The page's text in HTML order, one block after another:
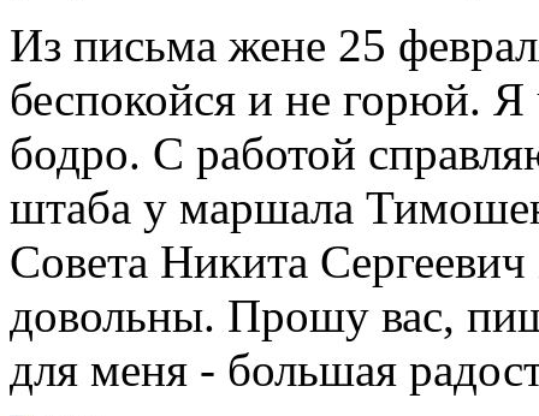
Из письма жене 25
беспокойся и не горюй.
бодро. С работой
штаба у маршала
Совета Никита
довольны. Прошу вас,
для меня - большая